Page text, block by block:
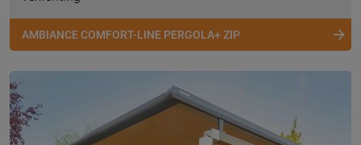
AMBIANCE COMFORT-LINE PERGOLA+ ZIP